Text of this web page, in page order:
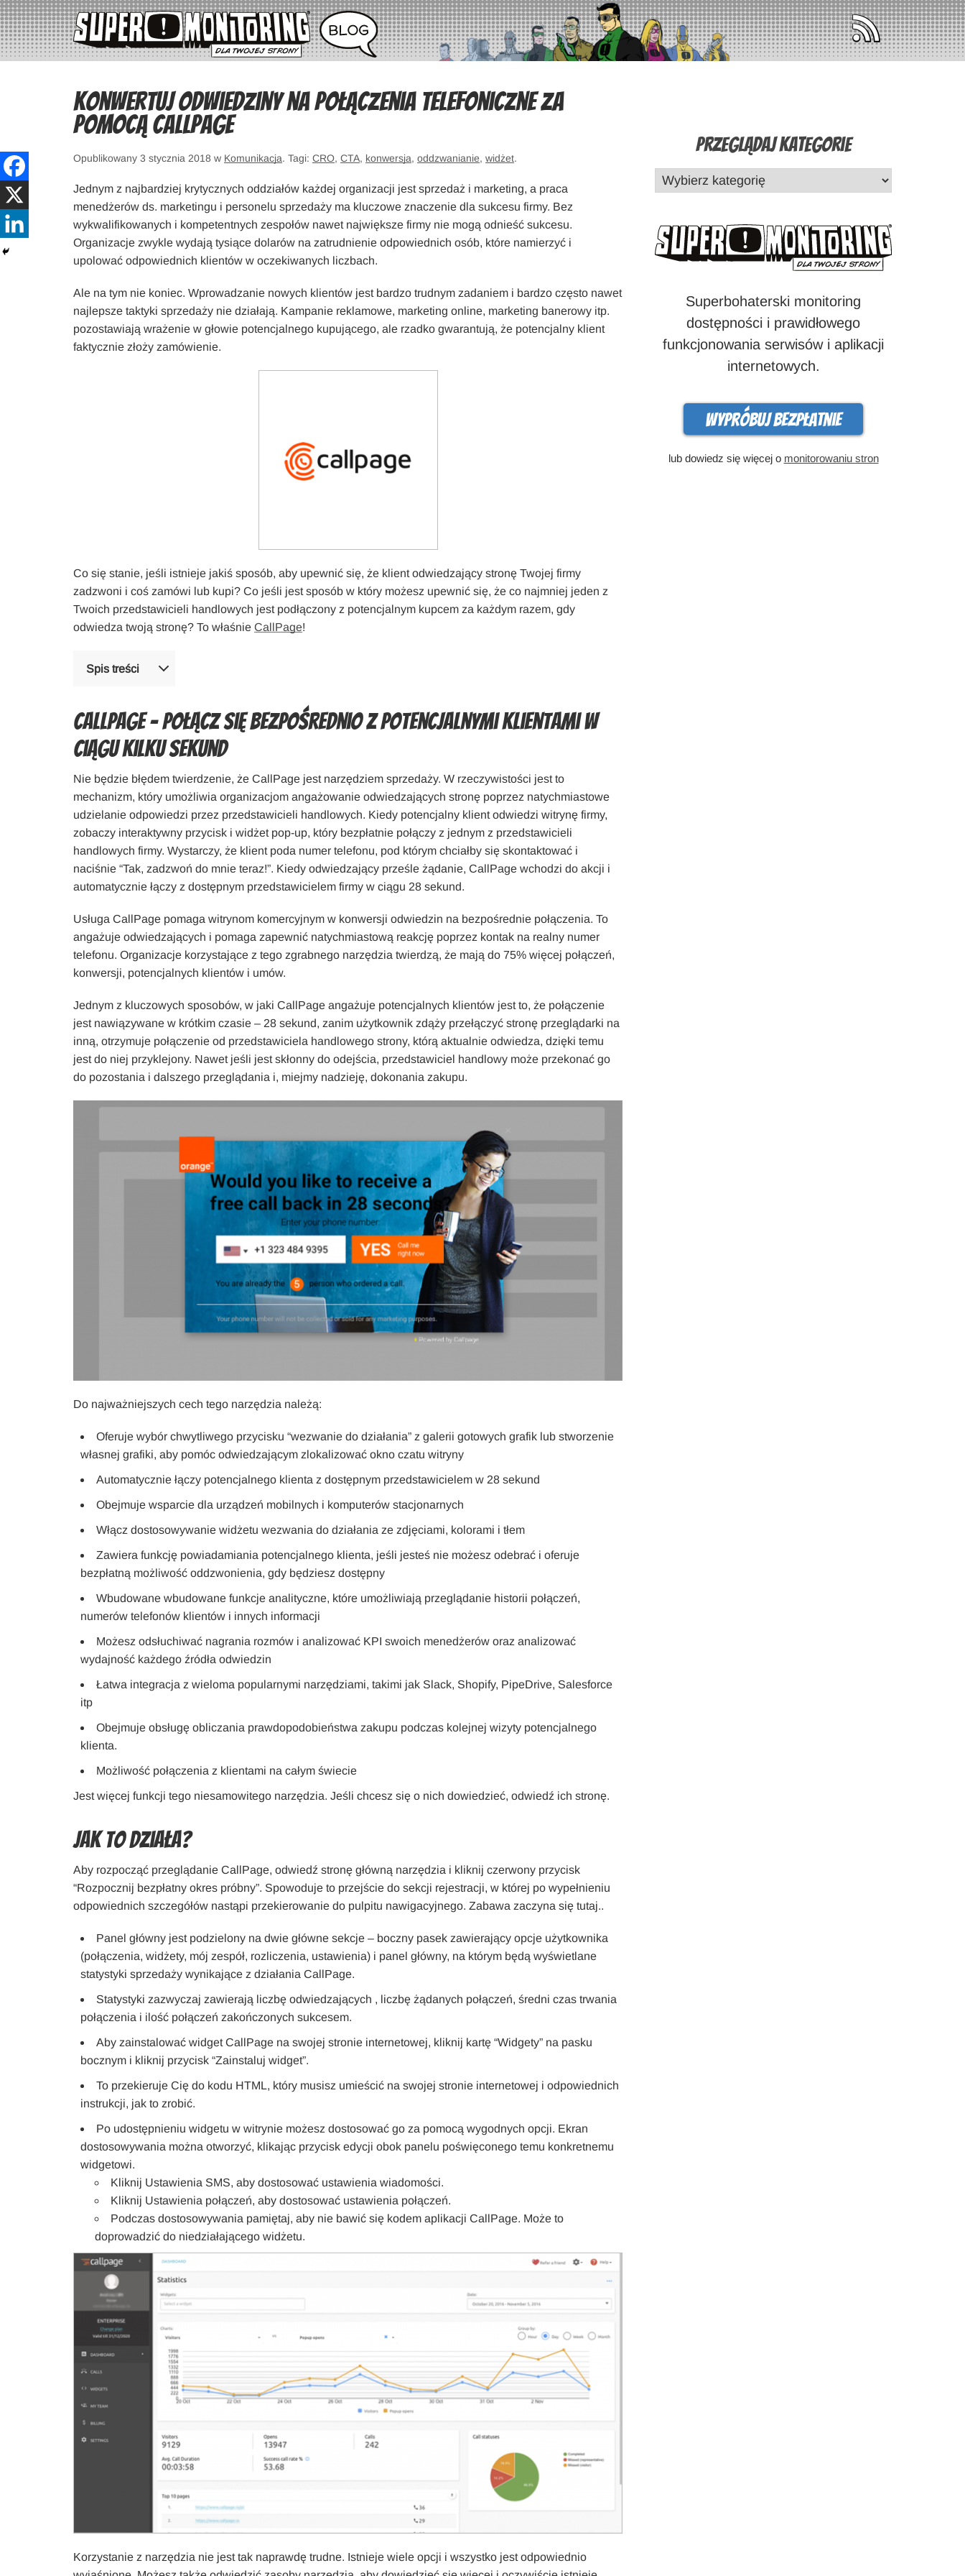
Konwertuj odwiedziny na połączenia telefoniczne za
pomocą CallPage
Opublikowany 3 stycznia 2018 w Komunikacja. Tagi: CRO, CTA, konwersja, oddzwanianie, widżet.
Jednym z najbardziej krytycznych oddziałów każdej organizacji jest sprzedaż i marketing, a praca
menedżerów ds. marketingu i personelu sprzedaży ma kluczowe znaczenie dla sukcesu firmy. Bez
wykwalifikowanych i kompetentnych zespołów nawet największe firmy nie mogą odnieść sukcesu.
Organizacje zwykle wydają tysiące dolarów na zatrudnienie odpowiednich osób, które namierzyć i
upolować odpowiednich klientów w oczekiwanych liczbach.
Ale na tym nie koniec. Wprowadzanie nowych klientów jest bardzo trudnym zadaniem i bardzo często nawet
najlepsze taktyki sprzedaży nie działają. Kampanie reklamowe, marketing online, marketing banerowy itp.
pozostawiają wrażenie w głowie potencjalnego kupującego, ale rzadko gwarantują, że potencjalny klient
faktycznie złoży zamówienie.
Co się stanie, jeśli istnieje jakiś sposób, aby upewnić się, że klient odwiedzający stronę Twojej firmy
zadzwoni i coś zamówi lub kupi? Co jeśli jest sposób w który możesz upewnić się, że co najmniej jeden z
Twoich przedstawicieli handlowych jest podłączony z potencjalnym kupcem za każdym razem, gdy
odwiedza twoją stronę? To właśnie CallPage!
Spis treści
CallPage – Połącz się bezpośrednio z potencjalnymi klientami w
ciągu kilku sekund
Nie będzie błędem twierdzenie, że CallPage jest narzędziem sprzedaży. W rzeczywistości jest to
mechanizm, który umożliwia organizacjom angażowanie odwiedzających stronę poprzez natychmiastowe
udzielanie odpowiedzi przez przedstawicieli handlowych. Kiedy potencjalny klient odwiedzi witrynę firmy,
zobaczy interaktywny przycisk i widżet pop-up, który bezpłatnie połączy z jednym z przedstawicieli
handlowych firmy. Wystarczy, że klient poda numer telefonu, pod którym chciałby się skontaktować i
naciśnie “Tak, zadzwoń do mnie teraz!”. Kiedy odwiedzający prześle żądanie, CallPage wchodzi do akcji i
automatycznie łączy z dostępnym przedstawicielem firmy w ciągu 28 sekund.
Usługa CallPage pomaga witrynom komercyjnym w konwersji odwiedzin na bezpośrednie połączenia. To
angażuje odwiedzających i pomaga zapewnić natychmiastową reakcję poprzez kontak na realny numer
telefonu. Organizacje korzystające z tego zgrabnego narzędzia twierdzą, że mają do 75% więcej połączeń,
konwersji, potencjalnych klientów i umów.
Jednym z kluczowych sposobów, w jaki CallPage angażuje potencjalnych klientów jest to, że połączenie
jest nawiązywane w krótkim czasie – 28 sekund, zanim użytkownik zdąży przełączyć stronę przeglądarki na
inną, otrzymuje połączenie od przedstawiciela handlowego strony, którą aktualnie odwiedza, dzięki temu
jest do niej przyklejony. Nawet jeśli jest skłonny do odejścia, przedstawiciel handlowy może przekonać go
do pozostania i dalszego przeglądania i, miejmy nadzieję, dokonania zakupu.
Do najważniejszych cech tego narzędzia należą:
Oferuje wybór chwytliwego przycisku “wezwanie do działania” z galerii gotowych grafik lub stworzenie
własnej grafiki, aby pomóc odwiedzającym zlokalizować okno czatu witryny
Automatycznie łączy potencjalnego klienta z dostępnym przedstawicielem w 28 sekund
Obejmuje wsparcie dla urządzeń mobilnych i komputerów stacjonarnych
Włącz dostosowywanie widżetu wezwania do działania ze zdjęciami, kolorami i tłem
Zawiera funkcję powiadamiania potencjalnego klienta, jeśli jesteś nie możesz odebrać i oferuje
bezpłatną możliwość oddzwonienia, gdy będziesz dostępny
Wbudowane wbudowane funkcje analityczne, które umożliwiają przeglądanie historii połączeń,
numerów telefonów klientów i innych informacji
Możesz odsłuchiwać nagrania rozmów i analizować KPI swoich menedżerów oraz analizować
wydajność każdego źródła odwiedzin
Łatwa integracja z wieloma popularnymi narzędziami, takimi jak Slack, Shopify, PipeDrive, Salesforce
itp
Obejmuje obsługę obliczania prawdopodobieństwa zakupu podczas kolejnej wizyty potencjalnego
klienta.
Możliwość połączenia z klientami na całym świecie
Jest więcej funkcji tego niesamowitego narzędzia. Jeśli chcesz się o nich dowiedzieć, odwiedź ich stronę.
Jak to działa?
Aby rozpocząć przeglądanie CallPage, odwiedź stronę główną narzędzia i kliknij czerwony przycisk
“Rozpocznij bezpłatny okres próbny”. Spowoduje to przejście do sekcji rejestracji, w której po wypełnieniu
odpowiednich szczegółów nastąpi przekierowanie do pulpitu nawigacyjnego. Zabawa zaczyna się tutaj..
Panel główny jest podzielony na dwie główne sekcje – boczny pasek zawierający opcje użytkownika
(połączenia, widżety, mój zespół, rozliczenia, ustawienia) i panel główny, na którym będą wyświetlane
statystyki sprzedaży wynikające z działania CallPage.
Statystyki zazwyczaj zawierają liczbę odwiedzających , liczbę żądanych połączeń, średni czas trwania
połączenia i ilość połączeń zakończonych sukcesem.
Aby zainstalować widget CallPage na swojej stronie internetowej, kliknij kartę “Widgety” na pasku
bocznym i kliknij przycisk “Zainstaluj widget”.
To przekieruje Cię do kodu HTML, który musisz umieścić na swojej stronie internetowej i odpowiednich
instrukcji, jak to zrobić.
Po udostępnieniu widgetu w witrynie możesz dostosować go za pomocą wygodnych opcji. Ekran
dostosowywania można otworzyć, klikając przycisk edycji obok panelu poświęconego temu konkretnemu
widgetowi.
Kliknij Ustawienia SMS, aby dostosować ustawienia wiadomości.
Kliknij Ustawienia połączeń, aby dostosować ustawienia połączeń.
Podczas dostosowywania pamiętaj, aby nie bawić się kodem aplikacji CallPage. Może to
doprowadzić do niedziałającego widżetu.
Korzystanie z narzędzia nie jest tak naprawdę trudne. Istnieje wiele opcji i wszystko jest odpowiednio
Przeglądaj Kategorie
Superbohaterski monitoring
dostępności i prawidłowego
funkcjonowania serwisów i aplikacji
internetowych.
Wypróbuj bezpłatnie
lub dowiedz się więcej o monitorowaniu stron